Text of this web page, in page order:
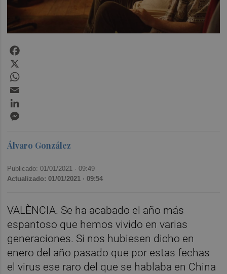
Álvaro González
Publicado: 01/01/2021 ·09:49
Actualizado: 01/01/2021 · 09:54
VALÈNCIA. Se ha acabado el año más
espantoso que hemos vivido en varias
generaciones. Si nos hubiesen dicho en
enero del año pasado que por estas fechas
el virus ese raro del que se hablaba en China